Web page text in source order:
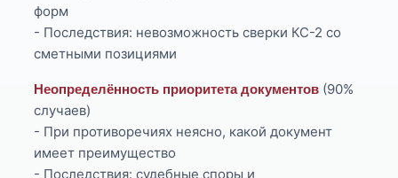
форм
- Последствия: невозможность сверки КС-2 со
сметными позициями
Неопределённость приоритета документов (90%
случаев)
- При противоречиях неясно, какой документ
имеет преимущество
- Последствия: судебные споры и